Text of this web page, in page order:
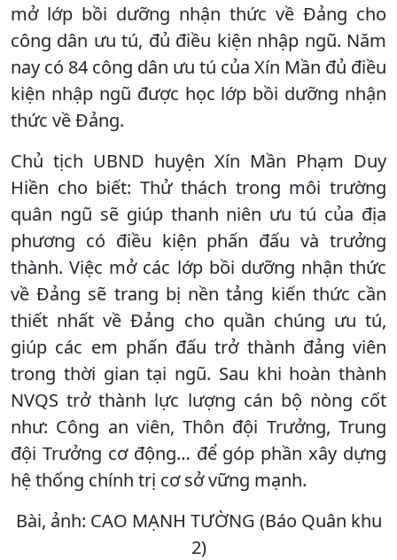
mở lớp bồi dưỡng nhận thức về Đảng cho
công dân ưu tú, đủ điều kiện nhập ngũ. Năm
nay có 84 công dân ưu tú của Xín Mần đủ điều
kiện nhập ngũ được học lớp bồi dưỡng nhận
thức về Đảng.
Chủ tịch UBND huyện Xín Mần Phạm Duy
Hiền cho biết: Thử thách trong môi trường
quân ngũ sẽ giúp thanh niên ưu tú của địa
phương có điều kiện phấn đấu và trưởng
thành. Việc mở các lớp bồi dưỡng nhận thức
về Đảng sẽ trang bị nền tảng kiến thức cần
thiết nhất về Đảng cho quần chúng ưu tú,
giúp các em phấn đấu trở thành đảng viên
trong thời gian tại ngũ. Sau khi hoàn thành
NVQS trở thành lực lượng cán bộ nòng cốt
như: Công an viên, Thôn đội Trưởng, Trung
đội Trưởng cơ động… để góp phần xây dựng
hệ thống chính trị cơ sở vững mạnh.
Bài, ảnh: CAO MẠNH TƯỜNG (Báo Quân khu
2)